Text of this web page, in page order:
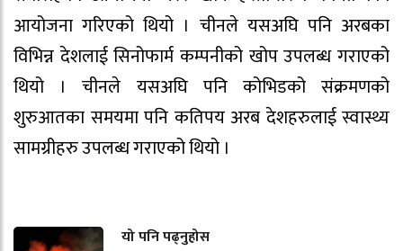
आयोजना गरिएको थियो । चीनले यसअघि पनि अरबका
विभिन्न देशलाई सिनोफार्म कम्पनीको खोप उपलब्ध गराएको
थियो । चीनले यसअघि पनि कोभिडको संक्रमणको
शुरुआतका समयमा पनि कतिपय अरब देशहरुलाई स्वास्थ्य
सामग्रीहरु उपलब्ध गराएको थियो ।
यो पनि पढ्नुहोस